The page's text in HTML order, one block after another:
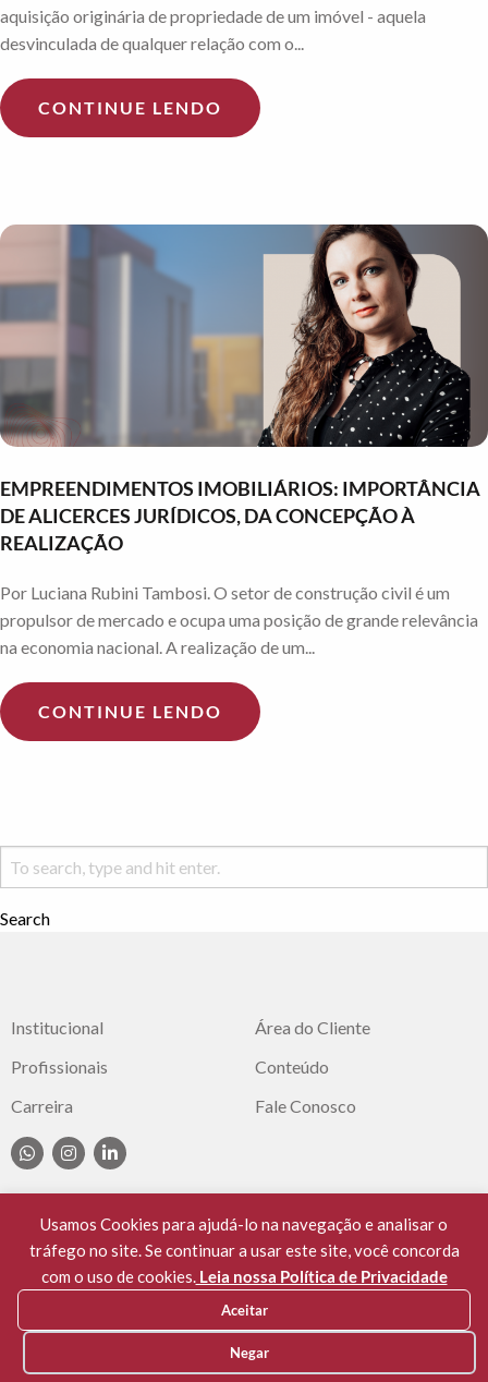
aquisição originária de propriedade de um imóvel - aquela
desvinculada de qualquer relação com o...
CONTINUE LENDO
EMPREENDIMENTOS IMOBILIÁRIOS: IMPORTÂNCIA
DE ALICERCES JURÍDICOS, DA CONCEPÇÃO À
REALIZAÇÃO
Por Luciana Rubini Tambosi. O setor de construção civil é um
propulsor de mercado e ocupa uma posição de grande relevância
na economia nacional. A realização de um...
CONTINUE LENDO
Search
Institucional
Profissionais
Carreira
Área do Cliente
Conteúdo
Fale Conosco
© 2021 Cassuli Advocacia e Consultoria. OAB/SC
397/99. Todos os Direitos Reservados.
Usamos Cookies para ajudá-lo na navegação e analisar o
tráfego no site. Se continuar a usar este site, você concorda
com o uso de cookies.Leia nossa Política de Privacidade
Aceitar
Negar